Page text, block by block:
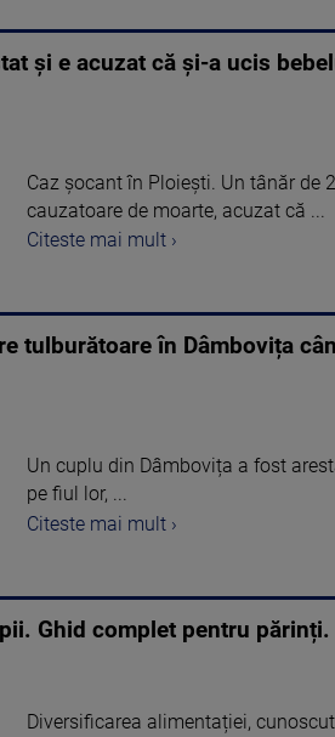
și e acuzat că și-a ucis
Caz șocant în Ploiești. Un tânăr de
cauzatoare de moarte, acuzat că ...
Citeste mai mult ›
tulburătoare în Dâmbovița
Un cuplu din Dâmbovița a fost
pe fiul lor, ...
Citeste mai mult ›
Ghid complet pentru
Diversificarea alimentației,